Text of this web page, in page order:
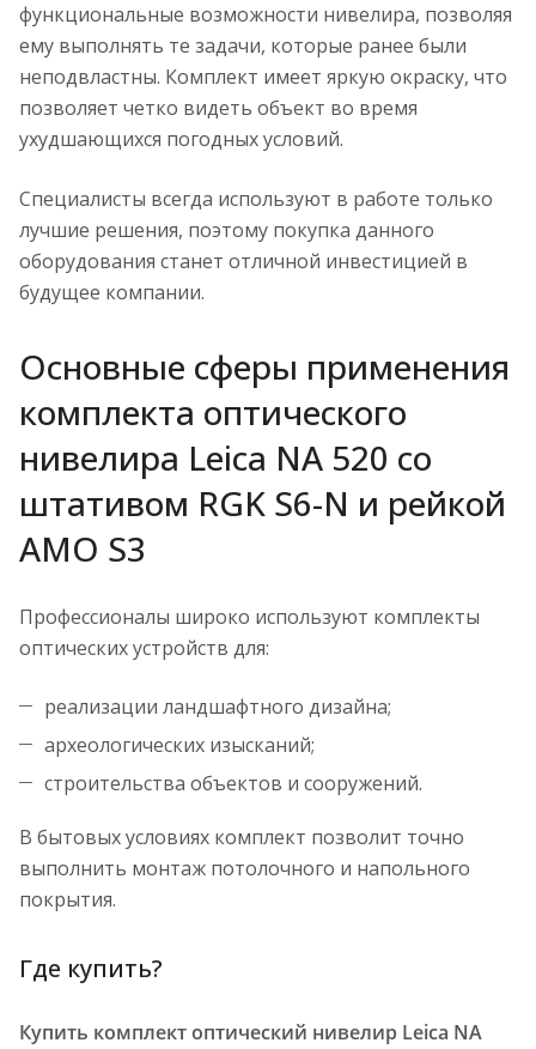
функциональные возможности нивелира, позволяя
ему выполнять те задачи, которые ранее были
неподвластны. Комплект имеет яркую окраску, что
позволяет четко видеть объект во время
ухудшающихся погодных условий.
Специалисты всегда используют в работе только
лучшие решения, поэтому покупка данного
оборудования станет отличной инвестицией в
будущее компании.
Основные сферы применения
комплекта оптического
нивелира Leica NA 520 со
штативом RGK S6-N и рейкой
AMO S3
Профессионалы широко используют комплекты
оптических устройств для:
реализации ландшафтного дизайна;
археологических изысканий;
строительства объектов и сооружений.
В бытовых условиях комплект позволит точно
выполнить монтаж потолочного и напольного
покрытия.
Где купить?
Купить комплект оптический нивелир Leica NA